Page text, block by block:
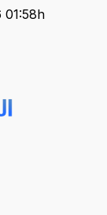
01:58h